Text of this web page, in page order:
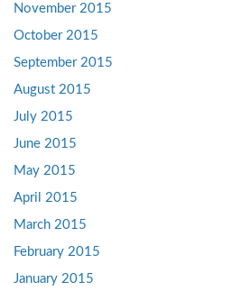
November 2015
October 2015
September 2015
August 2015
July 2015
June 2015
May 2015
April 2015
March 2015
February 2015
January 2015